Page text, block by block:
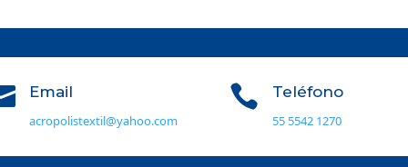
Email
acropolistextil@yahoo.com
 Teléfono
55 5542 1270